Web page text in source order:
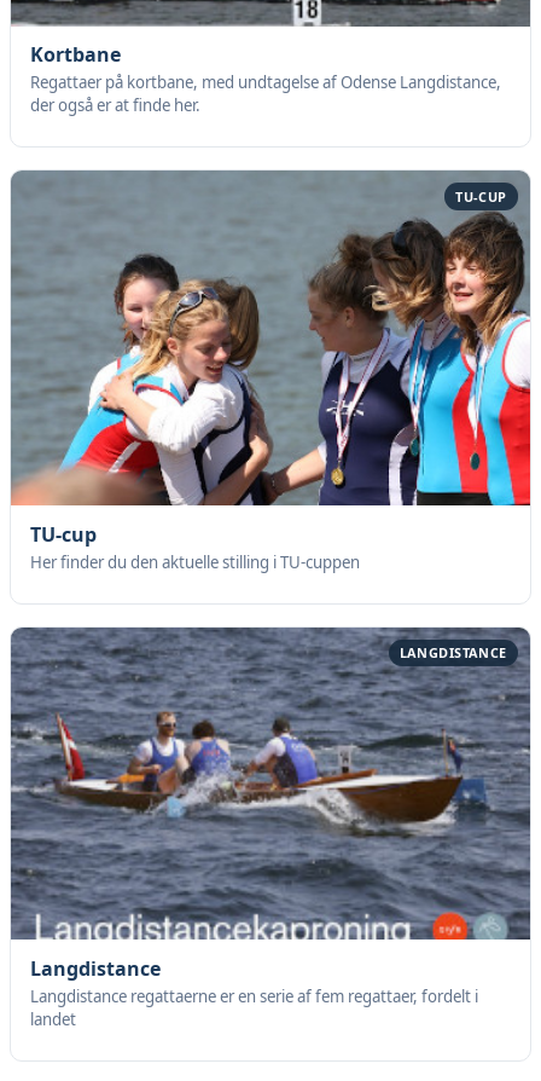
Kortbane
Regattaer på kortbane, med undtagelse af Odense Langdistance,
der også er at finde her.
TU-CUP
TU-cup
Her finder du den aktuelle stilling i TU-cuppen
LANGDISTANCE
Langdistance
Langdistance regattaerne er en serie af fem regattaer, fordelt i
landet